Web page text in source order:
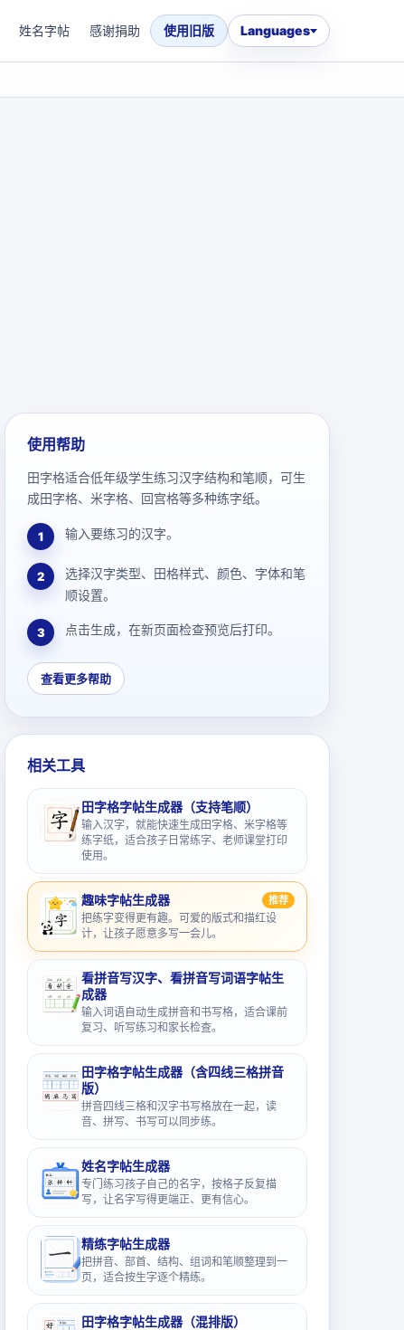
姓名字帖 感谢捐助 使用旧版 Languages
使用帮助
田字格适合低年级学生练习汉字结构和笔顺，可生
成田字格、米字格、回宫格等多种练字纸。
1 输入要练习的汉字。
2
选择汉字类型、田格样式、颜色、字体和笔
顺设置。
3 点击生成，在新页面检查预览后打印。
查看更多帮助
相关工具
田字格字帖生成器（支持笔顺）
输入汉字，就能快速生成田字格、米字格等
练字纸，适合孩子日常练字、老师课堂打印
使用。
趣味字帖生成器 推荐
把练字变得更有趣。可爱的版式和描红设
计，让孩子愿意多写一会儿。
看拼音写汉字、看拼音写词语字帖生
成器
输入词语自动生成拼音和书写格，适合课前
复习、听写练习和家长检查。
田字格字帖生成器（含四线三格拼音
版）
拼音四线三格和汉字书写格放在一起，读
音、拼写、书写可以同步练。
姓名字帖生成器
专门练习孩子自己的名字，按格子反复描
写，让名字写得更端正、更有信心。
精练字帖生成器
把拼音、部首、结构、组词和笔顺整理到一
页，适合按生字逐个精练。
田字格字帖生成器（混排版）